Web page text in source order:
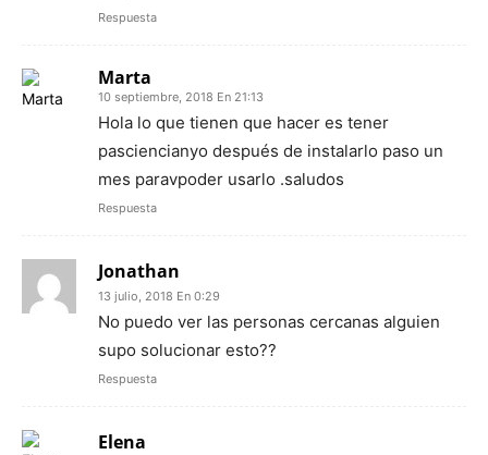
Respuesta
Marta
10 septiembre, 2018 En 21:13
Hola lo que tienen que hacer es tener
pasciencianyo después de instalarlo paso un
mes paravpoder usarlo .saludos
Respuesta
Jonathan
13 julio, 2018 En 0:29
No puedo ver las personas cercanas alguien
supo solucionar esto??
Respuesta
Elena